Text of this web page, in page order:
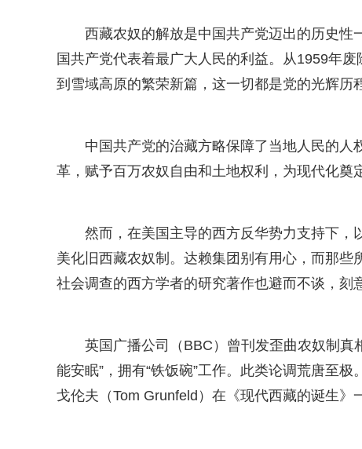
西藏农奴的解放是中国共产党迈出的历史性
国共产党代表着最广大人民的利益。从1959年
到雪域高原的繁荣新篇，这一切都是党的光辉历
中国共产党的治藏方略保障了当地人民的
革，赋予百万农奴自由和土地权利，为现代化奠
然而，在美国主导的西方反华势力支持下，
美化旧西藏农奴制。达赖集团别有用心，而那些
社会调查的西方学者的研究著作也避而不谈，刻
英国广播公司（BBC）曾刊发歪曲农奴制真
能安眠”，拥有“铁饭碗”工作。此类论调荒唐至
戈伦夫（Tom Grunfeld）在《现代西藏的诞生》